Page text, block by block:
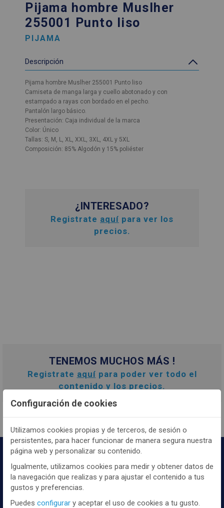
Pijama hombre Muslher
255001 Punto liso
PIJAMA
Descripción
Pijama hombre Muslher 255001 Punto liso
Camiseta de manga larga y cuello abotonado y con
estampado a rayas con bordado en el pecho.
Pantalón largo básico.
Presentación: Caja individual de la marca
Color: Único
Tallas: S, M, L, XL, XXL, 3XL, 4XL y 5XL
Composición: 85% Algodón y 15% poliéster
¿INTERESADO?
Registrate aquí para ver los
precios.
TENEMOS MUCHOS MÁS !
Registrate aquí para poder ver todo el
contenido y los precios.
Configuración de cookies
Utilizamos cookies propias y de terceros, de sesión o
persistentes, para hacer funcionar de manera segura nuestra
página web y personalizar su contenido.
Igualmente, utilizamos cookies para medir y obtener datos de
la navegación que realizas y para ajustar el contenido a tus
gustos y preferencias.
Puedes configurar y aceptar el uso de cookies a tu gusto.